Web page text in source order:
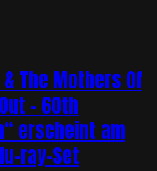
The Mothers Of
– 60th
erscheint am
ray-Set